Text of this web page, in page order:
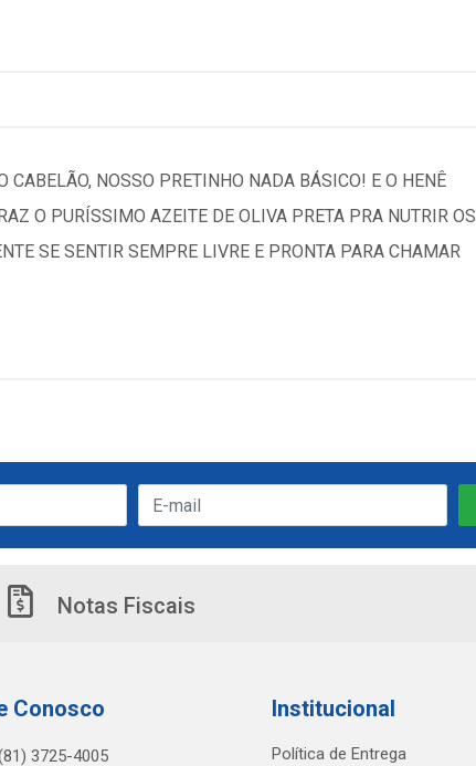
NOSSO PRETINHO NADA BÁSICO! E O HENÊ
O PURÍSSIMO AZEITE DE OLIVA PRETA PRA NUTRIR OS
SE SENTIR SEMPRE LIVRE E PRONTA PARA CHAMAR
Notas Fiscais
Conosco
3725-4005
Institucional
Política de Entrega